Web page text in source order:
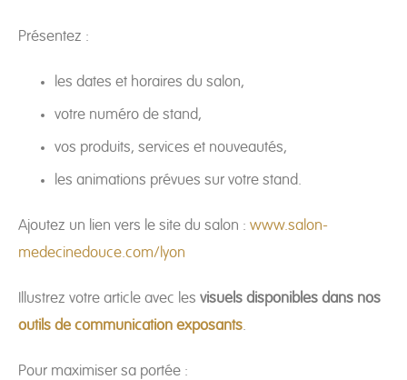
Présentez :
les dates et horaires du salon,
votre numéro de stand,
vos produits, services et nouveautés,
les animations prévues sur votre stand.
Ajoutez un lien vers le site du salon : www.salon-
medecinedouce.com/lyon
Illustrez votre article avec les visuels disponibles dans nos
outils de communication exposants.
Pour maximiser sa portée :